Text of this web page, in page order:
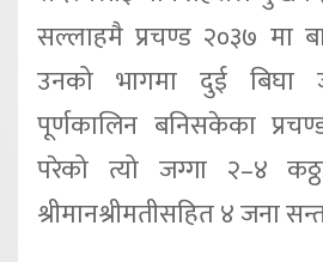
सल्लाहमै प्रचण्ड २०३७ मा
उनको भागमा दुई बिघा
पूर्णकालिन बनिसकेका
परेको त्यो जग्गा २–४
श्रीमानश्रीमतीसहित ४ जना